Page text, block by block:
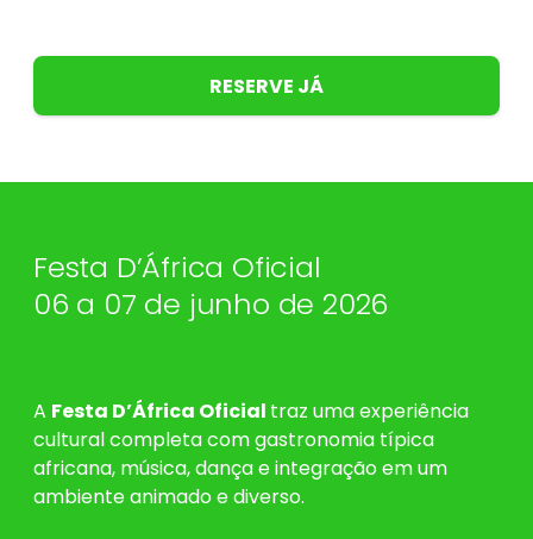
RESERVE JÁ
Festa D’África Oficial
06 a 07 de junho de 2026
A Festa D’África Oficial traz uma experiência
cultural completa com gastronomia típica
africana, música, dança e integração em um
ambiente animado e diverso.